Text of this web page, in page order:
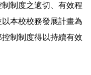
制度之適切、有效程
本校校務發展計畫為
制制度得以持續有效